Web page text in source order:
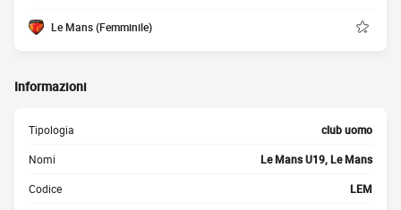
Le Mans (Femminile)
Informazioni
Tipologia club uomo
Nomi Le Mans U19, Le Mans
Codice LEM